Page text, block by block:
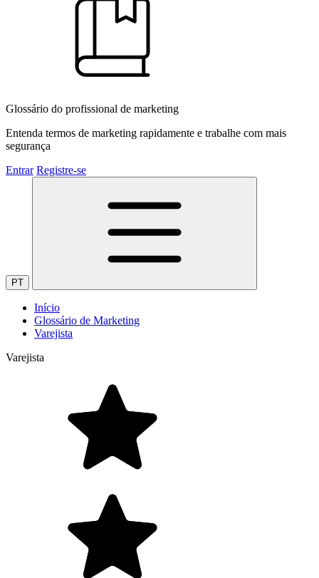
Glossário do profissional de marketing
Entenda termos de marketing rapidamente e trabalhe com mais
segurança
Entrar Registre-se
PT
Início
Glossário de Marketing
Varejista
Varejista